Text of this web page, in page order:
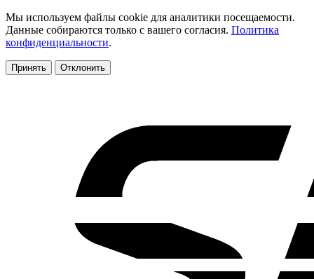
Мы используем файлы cookie для аналитики посещаемости.
Данные собираются только с вашего согласия. Политика
конфиденциальности.
Принять Отклонить